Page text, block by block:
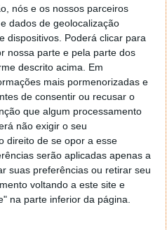
nós e os nossos parceiros
dados de geolocalização
dispositivos. Poderá clicar para
nossa parte e pela parte dos
descrito acima. Em
mais pormenorizadas e
de consentir ou recusar o
que algum processamento
não exigir o seu
direito de se opor a esse
serão aplicadas apenas a
suas preferências ou retirar seu
voltando a este site e
na parte inferior da página.
9 COMENTÁRIOS
os pilotos humanos e a
estender-se aos mais
aéreos não tripulados
até aos mais furtivos,
desempenham ataques
evitando assim
deu a conhecer um
alimentou em pleno voo
é essencial à estratégia